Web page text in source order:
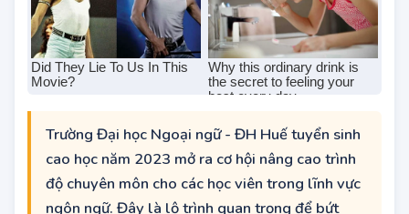
Trường Đại học Ngoại ngữ - ĐH Huế tuyển sinh
cao học năm 2023 mở ra cơ hội nâng cao trình